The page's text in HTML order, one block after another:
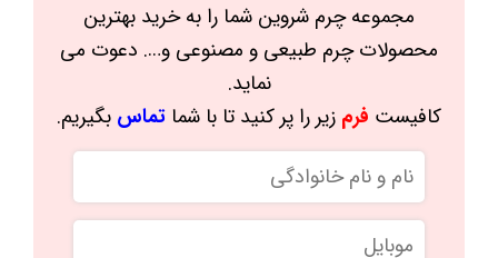
مجموعه چرم شروین شما را به خرید بهترین
محصولات چرم طبیعی و مصنوعی و…. دعوت می
نماید.
کافیست فرم زیر را پر کنید تا با شما تماس بگیریم.
نام
و
نام
خانوادگی
موبایل